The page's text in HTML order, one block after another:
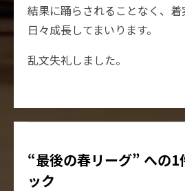
結果に踊らされることなく、着
日々成長してまいります。
乱文失礼しました。
“最後の春リーグ” への1
ック